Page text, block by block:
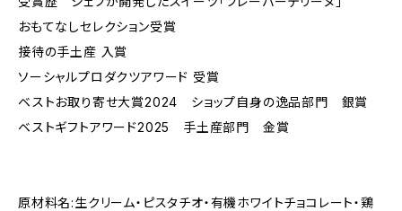
おもてなしセレクション受賞
接待の手土産 入賞
ソーシャルプロダクツアワード 受賞
ベストお取り寄せ大賞2024 ショップ自身の逸品部門 銀賞
ベストギフトアワード2025 手土産部門 金賞
原材料名:生クリーム・ピスタチオ・有機ホワイトチョコレート・鶏